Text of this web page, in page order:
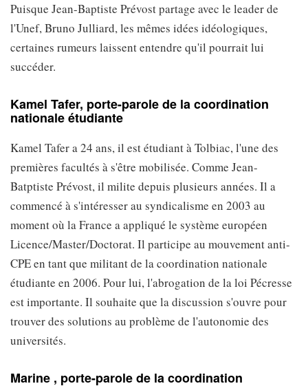
Puisque Jean-Baptiste Prévost partage avec le leader de
l'Unef, Bruno Julliard, les mêmes idées idéologiques,
certaines rumeurs laissent entendre qu'il pourrait lui
succéder.
Kamel Tafer, porte-parole de la coordination
nationale étudiante
Kamel Tafer a 24 ans, il est étudiant à Tolbiac, l'une des
premières facultés à s'être mobilisée. Comme Jean-
Batptiste Prévost, il milite depuis plusieurs années. Il a
commencé à s'intéresser au syndicalisme en 2003 au
moment où la France a appliqué le système européen
Licence/Master/Doctorat. Il participe au mouvement anti-
CPE en tant que militant de la coordination nationale
étudiante en 2006. Pour lui, l'abrogation de la loi Pécresse
est importante. Il souhaite que la discussion s'ouvre pour
trouver des solutions au problème de l'autonomie des
universités.
Marine , porte-parole de la coordination